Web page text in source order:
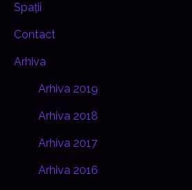
Spații
Contact
Arhiva
Arhiva 2019
Arhiva 2018
Arhiva 2017
Arhiva 2016